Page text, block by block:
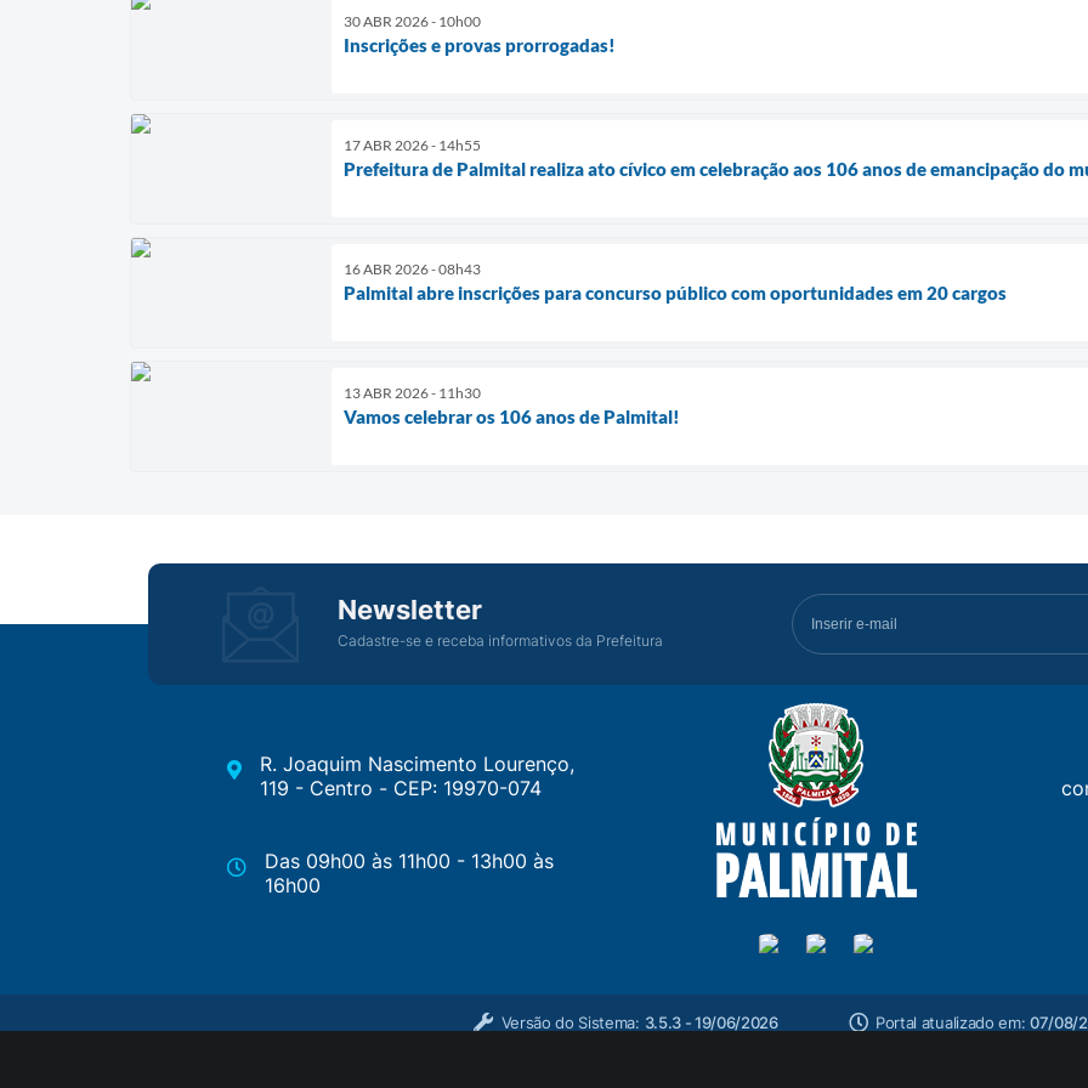
30 ABR 2026 - 10h00
Inscrições e provas prorrogadas!
17 ABR 2026 - 14h55
Prefeitura de Palmital realiza ato cívico em celebração aos 106 anos de emancipação do
16 ABR 2026 - 08h43
Palmital abre inscrições para concurso público com oportunidades em 20 cargos
13 ABR 2026 - 11h30
Vamos celebrar os 106 anos de Palmital!
Newsletter
Cadastre-se e receba informativos da Prefeitura
R. Joaquim Nascimento Lourenço,
119 - Centro - CEP: 19970-074
Das 09h00 às 11h00 - 13h00 às
16h00
Versão do Sistema: 3.5.3 - 19/06/2026 Portal atualizado em: 07/08/